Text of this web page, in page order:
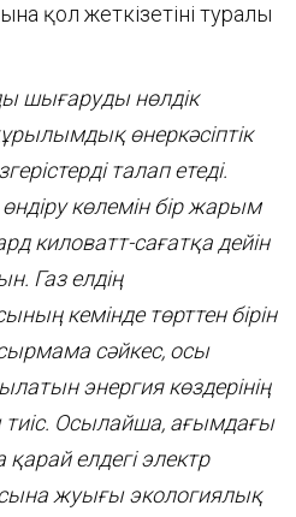
қол жеткізетіні туралы
шығаруды нөлдік
өнеркәсіптік
талап етеді.
көлемін бір жарым
киловатт-сағатқа дейін
Газ елдің
кемінде төрттен бірін
сәйкес, осы
энергия көздерінің
тиіс. Осылайша, ағымдағы
елдегі электр
жуығы экологиялық